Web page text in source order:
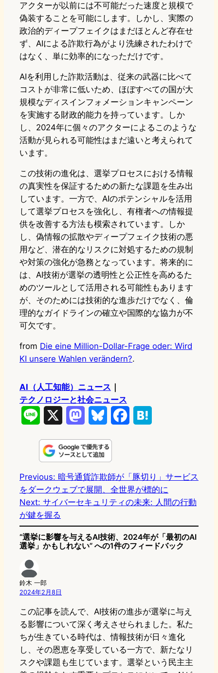
アクターが以前には不可能だった速度と規模で
偽装することを可能にします。しかし、実際の
政治的ディープフェイクはまだほとんど存在せ
ず、AIによる詐欺行為がより洗練されたわけで
はなく、単に効率的になっただけです。
AIを利用した詐欺活動は、従来の武器に比べて
コストが非常に低いため、ほぼすべての国が大
規模なディスインフォメーションキャンペーン
を実施する財政的能力を持っています。しか
し、2024年に個々のアクターによるこのような
活動が見られる可能性はまだ遠いと考えられて
います。
この技術の進化は、選挙プロセスにおける情報
の真実性を保証するための新たな課題を生み出
しています。一方で、AIのポテンシャルを活用
して選挙プロセスを強化し、有権者への情報提
供を改善する方法も模索されています。しか
し、偽情報の拡散やディープフェイク技術の悪
用など、潜在的なリスクに対処するための規制
や対策の強化が急務となっています。将来的に
は、AI技術が選挙の透明性と公正性を高めるた
めのツールとして活用される可能性もあります
が、そのためには技術的な進歩だけでなく、倫
理的なガイドラインの確立や国際的な協力が不
可欠です。
from Die eine Million-Dollar-Frage oder: Wird
KI unsere Wahlen verändern?.
AI（人工知能）ニュース
テクノロジーと社会ニュース
n
s
t
o
d
o
n
u
e
s
k
y
e
b
o
o
k
e
n
a
Previous: 暗号通貨詐欺師が「豚切り」サービス
をダークウェブで展開、全世界が標的に
Next: サイバーセキュリティの未来: 人間の行動
が鍵を握る
“選挙に影響を与えるAI技術、2024年が「最初のAI
選挙」かもしれない” への1件のフィードバック
鈴木 一郎
2024年2月8日
この記事を読んで、AI技術の進歩が選挙に与え
る影響について深く考えさせられました。私た
ちが生きている時代は、情報技術が日々進化
し、その恩恵を享受している一方で、新たなリ
スクや課題も生じています。選挙という民主主